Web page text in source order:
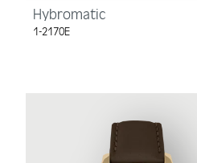
Hybromatic
1-2170E